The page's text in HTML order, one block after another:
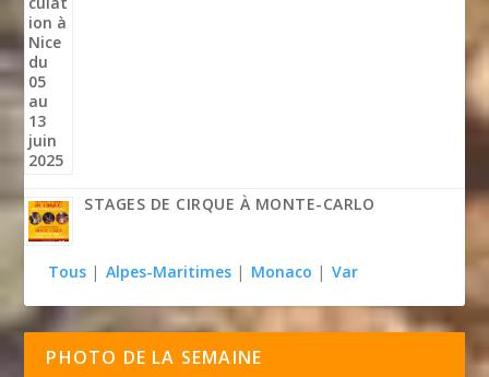
STAGES DE CIRQUE À MONTE-CARLO
Tous | Alpes-Maritimes | Monaco | Var
PHOTO DE LA SEMAINE